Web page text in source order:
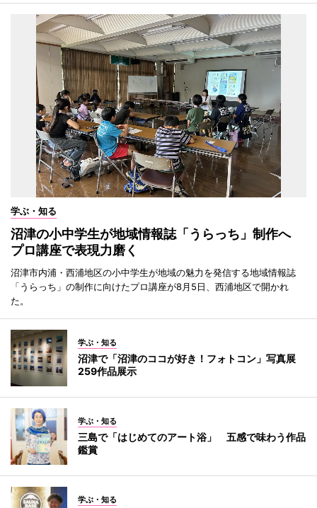
学ぶ・知る
沼津の小中学生が地域情報誌「うらっち」制作へ
プロ講座で表現力磨く
沼津市内浦・西浦地区の小中学生が地域の魅力を発信する地域情報誌
「うらっち」の制作に向けたプロ講座が8月5日、西浦地区で開かれ
た。
学ぶ・知る
沼津で「沼津のココが好き！フォトコン」写真展
259作品展示
学ぶ・知る
三島で「はじめてのアート浴」 五感で味わう作品
鑑賞
学ぶ・知る